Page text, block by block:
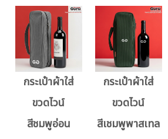
กระเป๋าผ้าใส่
ขวดไวน์
สีชมพูอ่อน
กระเป๋าผ้าใส่
ขวดไวน์
สีเชมพูพาสเทล